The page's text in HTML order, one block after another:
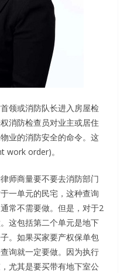
领或消防队长进入房屋检
消防检查员对业主或居住
业的消防安全的命令。这
work order)。
师商量要不要去消防部门
一单元的民宅，这种查询
常不需要做。但是，对于2
这包括第二个单元是地下
。如果买家要产权保单包
询就一定要做。因为执行
尤其是要买带有地下室公